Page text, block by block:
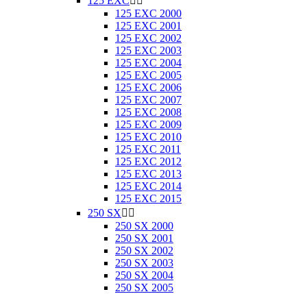
125 EXC 2000
125 EXC 2001
125 EXC 2002
125 EXC 2003
125 EXC 2004
125 EXC 2005
125 EXC 2006
125 EXC 2007
125 EXC 2008
125 EXC 2009
125 EXC 2010
125 EXC 2011
125 EXC 2012
125 EXC 2013
125 EXC 2014
125 EXC 2015
250 SX 
250 SX 2000
250 SX 2001
250 SX 2002
250 SX 2003
250 SX 2004
250 SX 2005